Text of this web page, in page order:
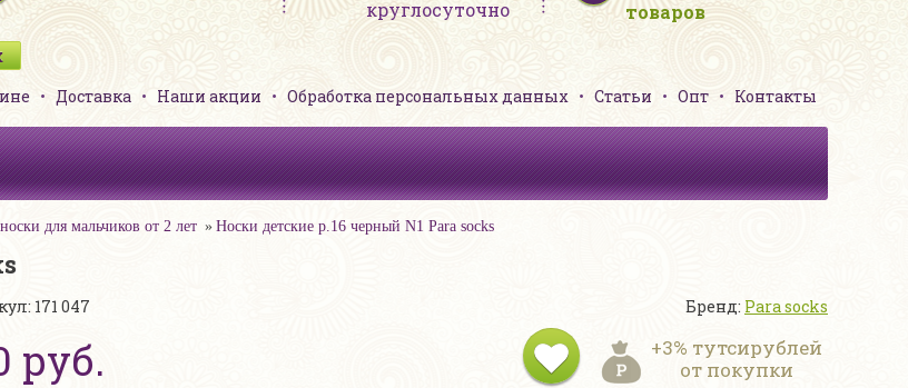
круглосуточно
товаров
Доставка Наши акции Обработка персональных данных Статьи Опт Контакты
для мальчиков от 2 лет Носки детские р.16 черный N1 Para socks
171 047
руб.
Бренд: Para socks
+3% тутсирублей
от покупки